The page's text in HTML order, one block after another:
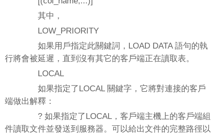
其中，
LOW_PRIORITY
如果用戶指定此關鍵詞，LOAD DATA 語句的執
行將會被延遲，直到沒有其它的客戶端正在讀取表。
LOCAL
如果指定了LOCAL 關鍵字，它將對連接的客戶
端做出解釋：
? 如果指定了LOCAL，客戶端主機上的客戶端組
件讀取文件並發送到服務器。可以給出文件的完整路徑以